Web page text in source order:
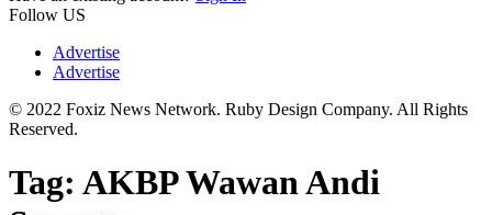
Follow US
Advertise
Advertise
© 2022 Foxiz News Network. Ruby Design Company. All Rights
Reserved.
Tag: AKBP Wawan Andi